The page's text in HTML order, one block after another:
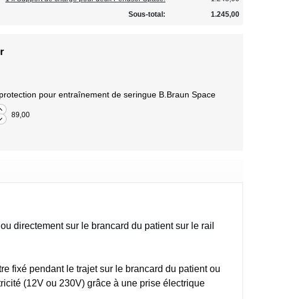
Sous-total:
1.245,00
pour entraînement de seringue B.Braun Space
89,00
directement sur le brancard du patient sur le rail
fixé pendant le trajet sur le brancard du patient ou
(12V ou 230V) grâce à une prise électrique